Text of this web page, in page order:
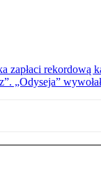
zapłaci rekordową
„Odyseja”